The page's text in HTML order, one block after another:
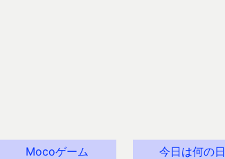
Mocoゲーム 今日は何の日